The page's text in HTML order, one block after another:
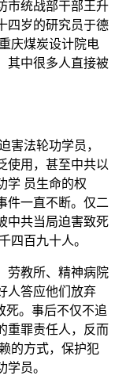
市统战部干部王升
四岁的研究员于德
庆煤炭设计院电
其中很多人直接被
害法轮功学员，
使用，甚至中共以
学 员生命的权
件一直不断。仅二
中共当局迫害致死
四百九十人。
劳教所、精神病院
人答应他们放弃
死。事后不仅不追
重罪责任人，反而
的方式，保护犯
员。